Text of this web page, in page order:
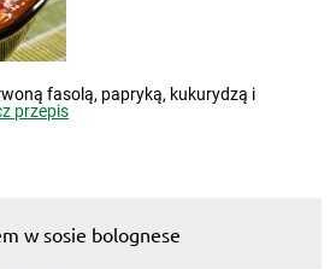
fasolą, papryką, kukurydzą i
przepis
w sosie bolognese